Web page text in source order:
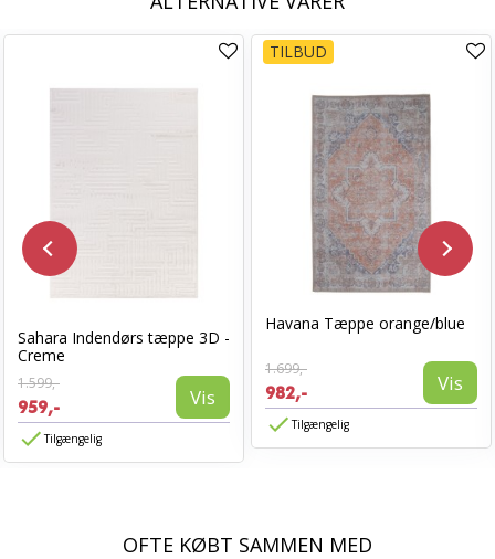
Sahara Indendørs tæppe 3D -
Creme
1.599,-
959,- Vis
Tilgængelig
TILBUD
Havana Tæppe orange/blue
1.699,-
982,- Vis
Tilgængelig
OFTE KØBT SAMMEN MED